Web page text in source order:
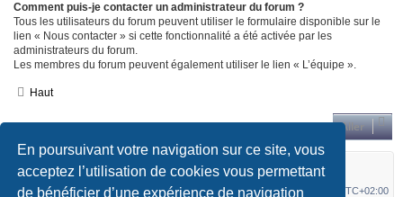
En poursuivant votre navigation sur ce site, vous
acceptez l’utilisation de cookies vous permettant
de bénéficier d’une expérience de navigation
Comment puis-je contacter un administrateur du forum ?
Tous les utilisateurs du forum peuvent utiliser le formulaire disponible sur le
lien « Nous contacter » si cette fonctionnalité a été activée par les
administrateurs du forum.
Les membres du forum peuvent également utiliser le lien « L’équipe ».
Haut
Aller
Forum Terrot / Magnat Debon Accueil du forum
Fuseau horaire sur UTC+02:00
Supprimer les cookies
Nous contacter